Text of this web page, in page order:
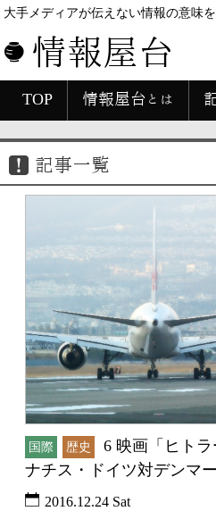
大手メディアが伝えない情報の意味を
情報屋台
TOP 情報屋台とは
記事一覧
国際 歴史
6 映画「ヒトラ
ナチス・ドイツ対デンマ
2016.12.24 Sat